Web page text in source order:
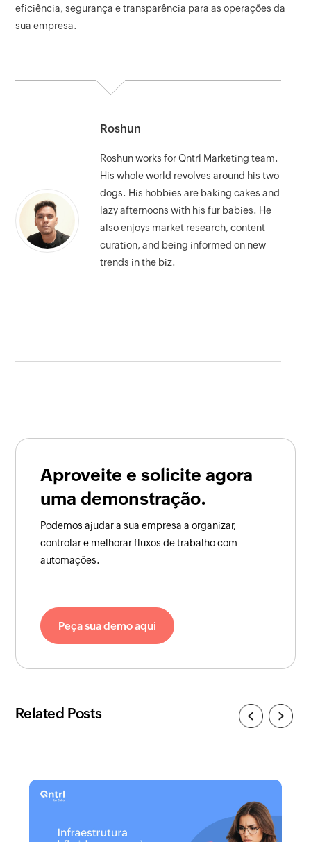
eficiência, segurança e transparência para as operações da
sua empresa.
Roshun
Roshun works for Qntrl Marketing team.
His whole world revolves around his two
dogs. His hobbies are baking cakes and
lazy afternoons with his fur babies. He
also enjoys market research, content
curation, and being informed on new
trends in the biz.
Aproveite e solicite agora
uma demonstração.
Podemos ajudar a sua empresa a organizar,
controlar e melhorar fluxos de trabalho com
automações.
Peça sua demo aqui
Related Posts